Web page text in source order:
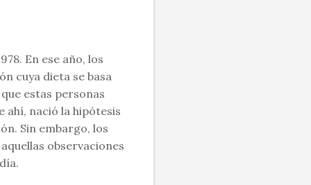
En ese año, los
cuya dieta se basa
estas personas
ahí, nació la hipótesis
Sin embargo, los
observaciones